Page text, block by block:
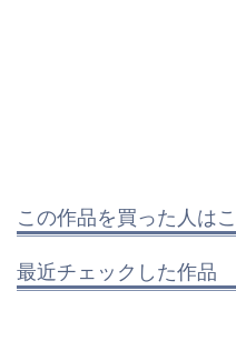
この作品を買った人は
最近チェックした作品